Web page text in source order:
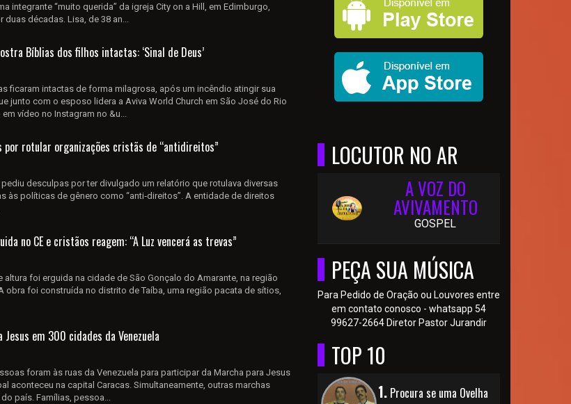
integrante “muito querida” da igreja City on a Hill, em Edimburgo,
décadas. Lisa, de 38 an...
Bíblias dos filhos intactas: ‘Sinal de Deus’
ficaram intactas de forma milagrosa, após um incêndio atingir sua
junto com o esposo lidera a Aviva World Church em São José do Rio
vídeo no Instagram no &u...
por rotular organizações cristãs de “antidireitos”
desculpas por ter divulgado um relatório que rotulava diversas
às políticas de gênero como “anti‑direitos”. A entidade de direitos
no CE e cristãos reagem: “A Luz vencerá as trevas”
foi erguida na cidade de São Gonçalo do Amarante, na região
obra foi construída no distrito de Taíba, uma região pacata de sítios,
em 300 cidades da Venezuela
foram às ruas da Venezuela para participar da Marcha para Jesus
aconteceu na capital Caracas. Simultaneamente, outras marchas
país. Famílias, pessoa...
LOCUTOR NO AR
A VOZ DO
AVIVAMENTO
GOSPEL
PEÇA SUA MÚSICA
Para Pedido de Oração ou Louvores entre
em contato conosco - whatsapp 54
99627-2664 Diretor Pastor Jurandir
TOP 10
1.Procura se uma Ovelha